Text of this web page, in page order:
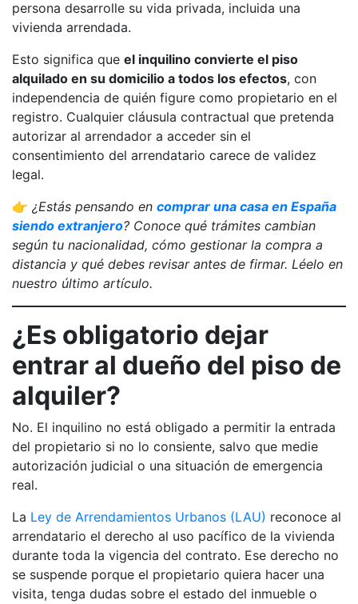
persona desarrolle su vida privada, incluida una
vivienda arrendada.
Esto significa que el inquilino convierte el piso
alquilado en su domicilio a todos los efectos, con
independencia de quién figure como propietario en el
registro. Cualquier cláusula contractual que pretenda
autorizar al arrendador a acceder sin el
consentimiento del arrendatario carece de validez
legal.
👉 ¿Estás pensando en comprar una casa en España
siendo extranjero? Conoce qué trámites cambian
según tu nacionalidad, cómo gestionar la compra a
distancia y qué debes revisar antes de firmar. Léelo en
nuestro último artículo.
¿Es obligatorio dejar
entrar al dueño del piso de
alquiler?
No. El inquilino no está obligado a permitir la entrada
del propietario si no lo consiente, salvo que medie
autorización judicial o una situación de emergencia
real.
La Ley de Arrendamientos Urbanos (LAU) reconoce al
arrendatario el derecho al uso pacífico de la vivienda
durante toda la vigencia del contrato. Ese derecho no
se suspende porque el propietario quiera hacer una
visita, tenga dudas sobre el estado del inmueble o